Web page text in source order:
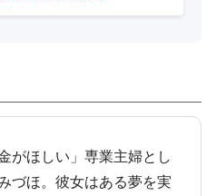
がほしい」専業主婦とし
づほ。彼女はある夢を実